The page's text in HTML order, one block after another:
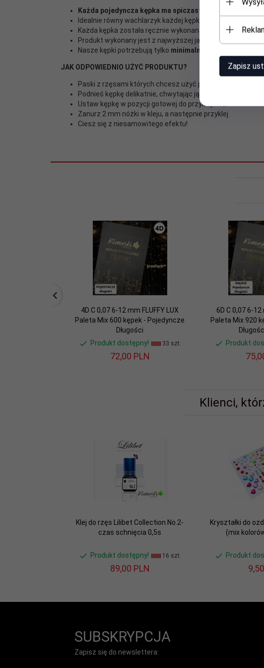
Każda pojedyncza kępka ma spiczastą podstawę
Idealnie równy wachlarzyk każdej kępki, zapewni
Każda kępka została ręcznie wykonana przez osoby,
Produkt wykonany jest z najwyższej jakości materiału,
Nasze kępki potrzebują tylko minimalną ilość kleju .
JAK ODPOWIEDNIO UŻYĆ PRODUKTU?
Paski z rzęsami których chcesz użyć przyklej na holder lub
Podnieś kępkę delikatnie, chwytając ją od strony nóżki
Ustaw kępkę w pozycji gotowej do przyklejenia.
Zanurz 2 mm nóżki w kleju, a następnie przyklej
Ciesz się z niesamowitego efektu!
4D C 0,07 6-12 mm FLUFFY LUX
Paleta Mix 600 kępek - Pojedyncze
Długości
Produkt dostępny!
33 szt.
72,00 PLN
6D C 0,07 6-12
Paleta Mix 920
Produkt
75,
Klienci,
Klej do rzęs Lilibet Collection No.2-
czas schnięcia 0,5s
Produkt dostępny! 16 szt.
89,00 PLN
Kryształki do
(mix
Produkt
9,50
SUBSKRYPCJA
Zapisz się do newslettera:
Zapisz